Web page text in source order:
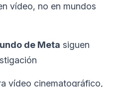
vídeo, no en mundos
de Meta siguen
vídeo cinematográfico,